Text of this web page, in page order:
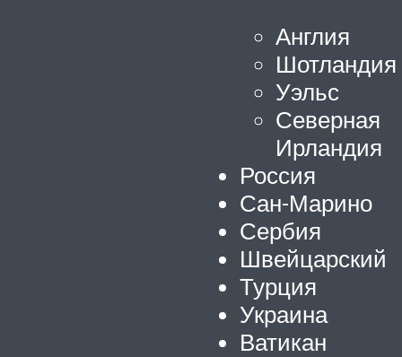
Англия
Шотландия
Уэльс
Северная
Ирландия
Россия
Сан-Марино
Сербия
Швейцарский
Турция
Украина
Ватикан